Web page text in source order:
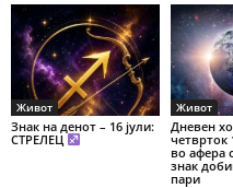
Живот
Знак на денот – 16 јули:
СТРЕЛЕЦ
Живот
Дневен
четврток
во афера
знак
пари